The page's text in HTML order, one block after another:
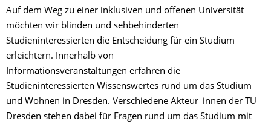
Auf dem Weg zu einer inklusiven und offenen Universität
möchten wir blinden und sehbehinderten
Studieninteressierten die Entscheidung für ein Studium
erleichtern. Innerhalb von
Informationsveranstaltungen erfahren die
Studieninteressierten Wissenswertes rund um das Studium
und Wohnen in Dresden. Verschiedene Akteur_innen der TU
Dresden stehen dabei für Fragen rund um das Studium mit